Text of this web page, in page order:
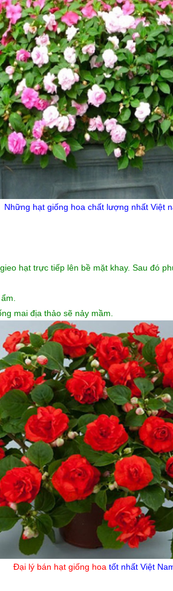
Những hạt giống hoa chất lượng nhất Việt
hạt trực tiếp lên bề mặt khay. Sau đó
mai địa thảo sẽ nảy mầm.
Đại lý bán hạt giống hoa tốt nhất Việt